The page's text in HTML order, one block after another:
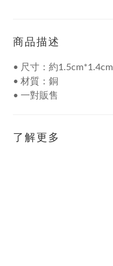
商品描述
• 尺寸：約1.5cm*1.4cm
• 材質：銅
• 一對販售
了解更多